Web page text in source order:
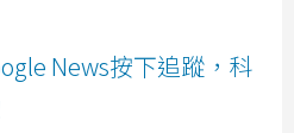
News按下追蹤，科